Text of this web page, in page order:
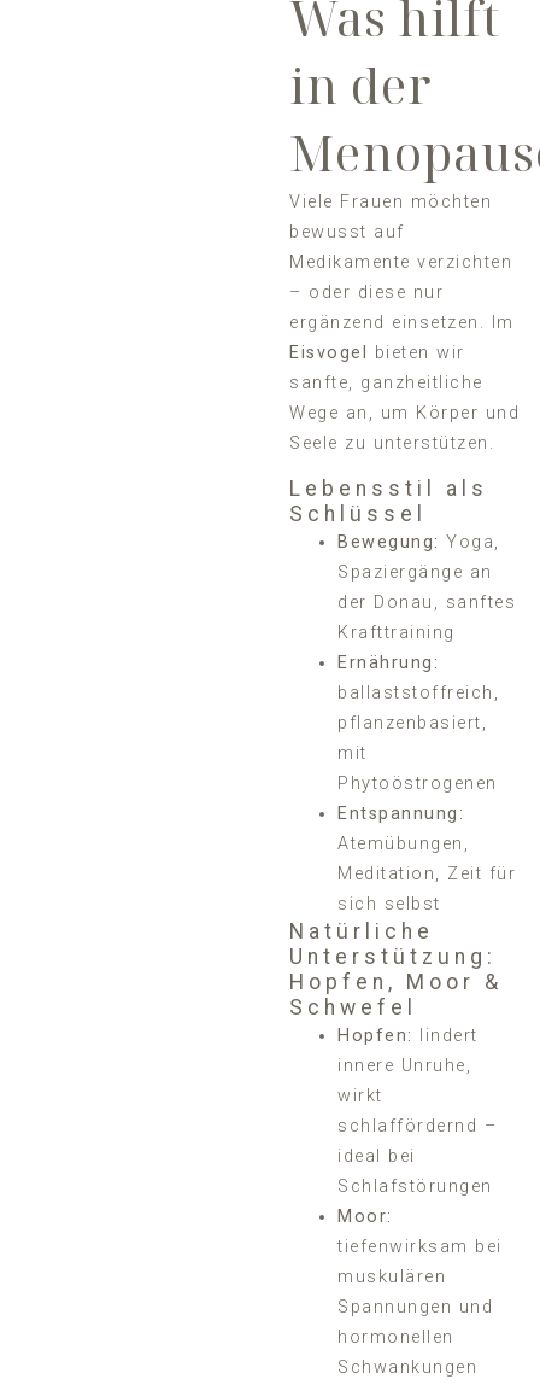
Was hilft
in der
Viele Frauen möchten
bewusst auf
Medikamente verzichten
– oder diese nur
ergänzend einsetzen. Im
Eisvogel bieten wir
sanfte, ganzheitliche
Wege an, um Körper und
Seele zu unterstützen.
Lebensstil als
Schlüssel
Bewegung: Yoga,
Spaziergänge an
der Donau, sanftes
Krafttraining
Ernährung:
ballaststoffreich,
pflanzenbasiert,
mit
Phytoöstrogenen
Entspannung:
Atemübungen,
Meditation, Zeit für
sich selbst
Natürliche
Unterstützung:
Hopfen, Moor &
Schwefel
Hopfen:
lindert
innere Unruhe,
wirkt
schlaffördernd –
ideal bei
Schlafstörungen
Moor:
tiefenwirksam bei
muskulären
Spannungen und
hormonellen
Schwankungen